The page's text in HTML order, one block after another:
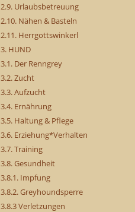
2.9. Urlaubsbetreuung
2.10. Nähen & Basteln
2.11. Herrgottswinkerl
3. HUND
3.1. Der Renngrey
3.2. Zucht
3.3. Aufzucht
3.4. Ernährung
3.5. Haltung & Pflege
3.6. Erziehung*Verhalten
3.7. Training
3.8. Gesundheit
3.8.1. Impfung
3.8.2. Greyhoundsperre
3.8.3 Verletzungen